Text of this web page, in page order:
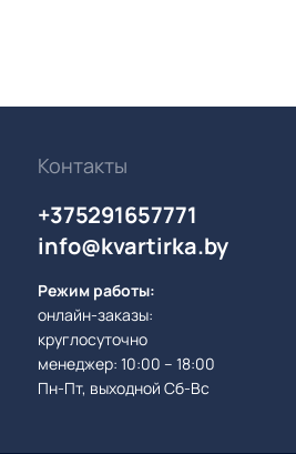
Контакты
+375291657771
info@kvartirka.by
Режим работы:
онлайн-заказы:
круглосуточно
менеджер: 10:00 – 18:00
Пн-Пт, выходной Сб-Вс